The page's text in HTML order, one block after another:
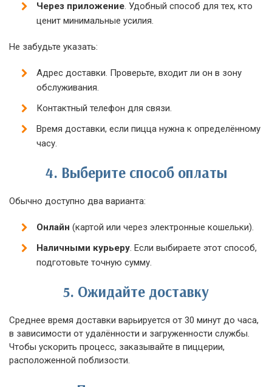
Через приложение. Удобный способ для тех, кто
ценит минимальные усилия.
Не забудьте указать:
Адрес доставки. Проверьте, входит ли он в зону
обслуживания.
Контактный телефон для связи.
Время доставки, если пицца нужна к определённому
часу.
4. Выберите способ оплаты
Обычно доступно два варианта:
Онлайн (картой или через электронные кошельки).
Наличными курьеру. Если выбираете этот способ,
подготовьте точную сумму.
5. Ожидайте доставку
Среднее время доставки варьируется от 30 минут до часа,
в зависимости от удалённости и загруженности службы.
Чтобы ускорить процесс, заказывайте в пиццерии,
расположенной поблизости.